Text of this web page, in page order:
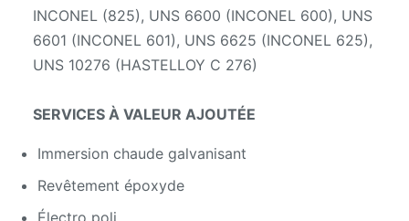
INCONEL (825), UNS 6600 (INCONEL 600), UNS
6601 (INCONEL 601), UNS 6625 (INCONEL 625),
UNS 10276 (HASTELLOY C 276)
SERVICES À VALEUR AJOUTÉE
Immersion chaude galvanisant
Revêtement époxyde